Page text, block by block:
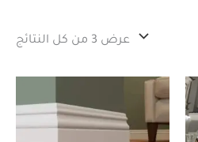
عرض ⁦3⁩ من كل النتائج